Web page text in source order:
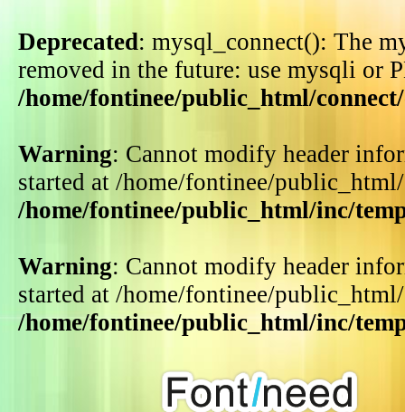
Deprecated: mysql_connect(): The
removed in the future: use mysqli or
/home/fontinee/public_html/
Warning: Cannot modify header
started at /home/fontinee/
/home/fontinee/public_html/inc/
Warning: Cannot modify header
started at /home/fontinee/
/home/fontinee/public_html/inc/